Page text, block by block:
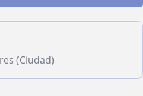
(Ciudad)